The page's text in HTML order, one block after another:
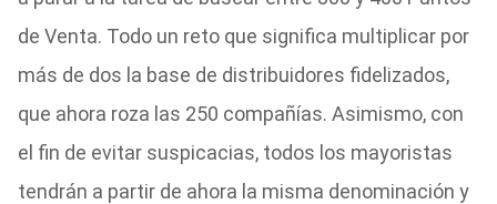
de Venta. Todo un reto que significa multiplicar por
más de dos la base de distribuidores fidelizados,
que ahora roza las 250 compañías. Asimismo, con
el fin de evitar suspicacias, todos los mayoristas
tendrán a partir de ahora la misma denominación y